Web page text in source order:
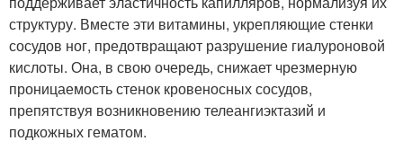
структуру. Вместе эти витамины, укрепляющие стенки
сосудов ног, предотвращают разрушение гиалуроновой
кислоты. Она, в свою очередь, снижает чрезмерную
проницаемость стенок кровеносных сосудов,
препятствуя возникновению телеангиэктазий и
подкожных гематом.